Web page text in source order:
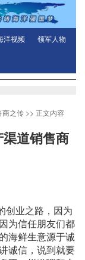
洋视频 领军人物
商之传 >> 正文内容
道销售商
创业之路，因为
为信任朋友们都
海鲜生意源于诚
诚信，说到就要